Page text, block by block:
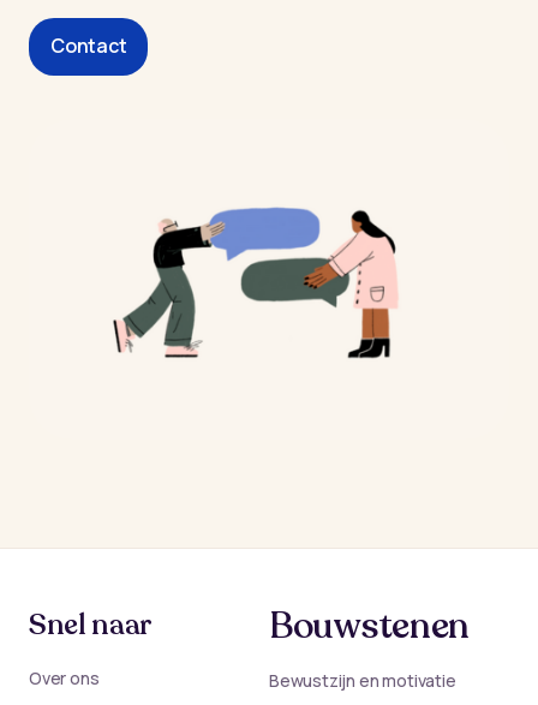
Contact
Snel naar
Over ons
Bouwstenen
Bewustzijn en motivatie